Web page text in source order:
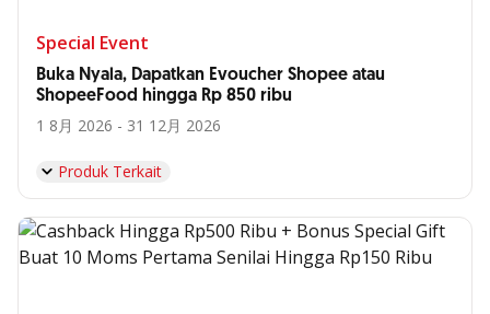
Special Event
Buka Nyala, Dapatkan Evoucher Shopee atau
ShopeeFood hingga Rp 850 ribu
1 8月 2026 - 31 12月 2026
Produk Terkait